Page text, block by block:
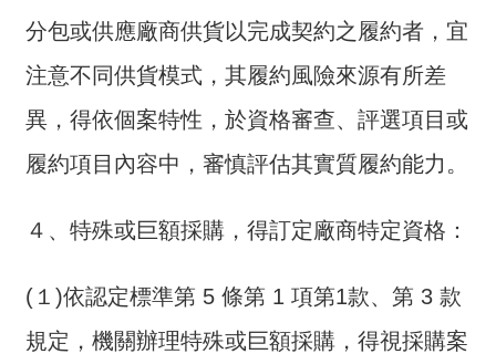
常
問
答
電
分包或供應廠商供貨以完成契約之履約者，宜
注意不同供貨模式，其履約風險來源有所差
異，得依個案特性，於資格審查、評選項目或
履約項目內容中，審慎評估其實質履約能力。
４、特殊或巨額採購，得訂定廠商特定資格：
(１)依認定標準第 5 條第 1 項第1款、第 3 款
規定，機關辦理特殊或巨額採購，得視採購案